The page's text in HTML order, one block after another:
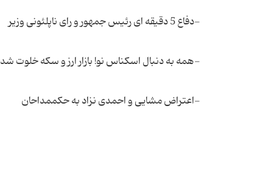
-دفاع 5 دقیقه ای رئیس جمهور و رای ناپلئونی وزیر
-همه به دنبال اسکناس نو! بازار ارز و سکه خلوت شد
-اعتراض مشایی و احمدی نزاد به حکممداحان